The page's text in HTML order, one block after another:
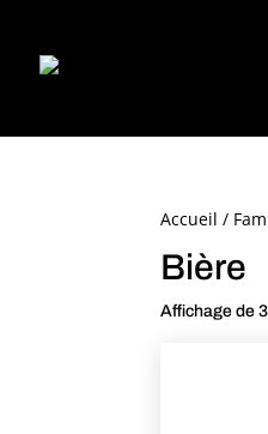
Accueil /
Bière
Affichage de